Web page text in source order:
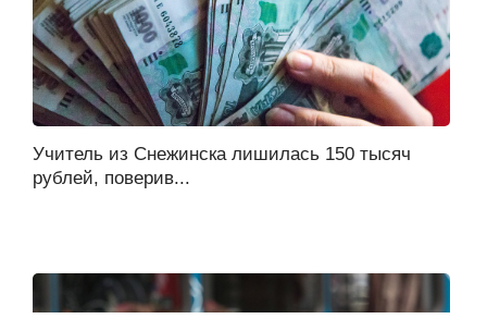
Учитель из Снежинска лишилась 150 тысяч
рублей, поверив...